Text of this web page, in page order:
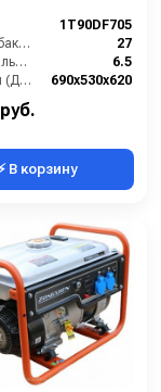
1T90DF705
Ёмкость бака (л):
27
Максимальная мощность (кВА):
6.5
Габариты (ДхШхВ):
690х530х620
Количество фаз:
В корзину